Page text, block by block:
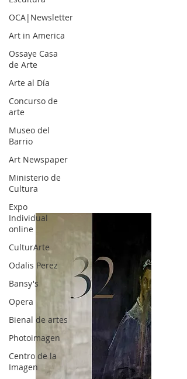
OCA|Newsletter
Art in America
Ossaye Casa
de Arte
Arte al Día
Concurso de
arte
Museo del
Barrio
Art Newspaper
Ministerio de
Cultura
Expo
Individual
online
CulturArte
Odalis Perez
Bansy's
Opera
Bienal de artes
Photoimagen
Centro de la
Imagen